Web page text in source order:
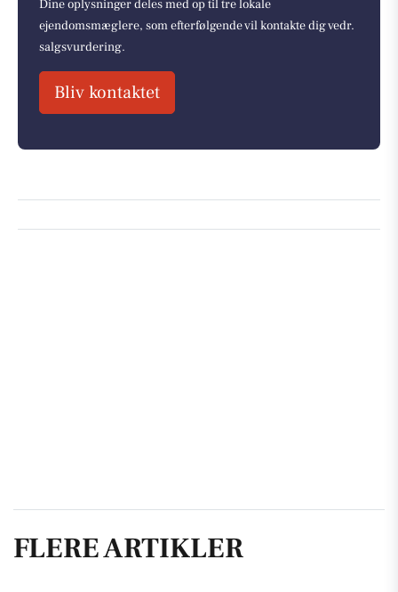
Dine oplysninger deles med op til tre lokale
ejendomsmæglere, som efterfølgende vil kontakte dig vedr.
salgsvurdering.
Bliv kontaktet
FLERE ARTIKLER